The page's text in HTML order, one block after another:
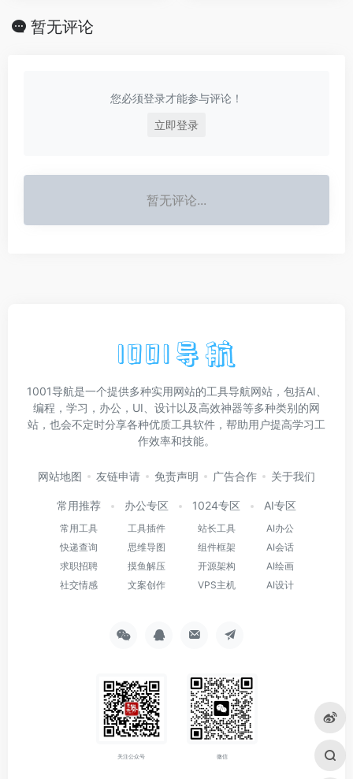
暂无评论
您必须登录才能参与评论！
立即登录
暂无评论...
1001导航是一个提供多种实用网站的工具导航网站，包括AI、
编程，学习，办公，UI、设计以及高效神器等多种类别的网
站，也会不定时分享各种优质工具软件，帮助用户提高学习工
作效率和技能。
网站地图 友链申请 免责声明 广告合作 关于我们
常用推荐
常用工具
快递查询
求职招聘
社交情感
办公专区
工具插件
思维导图
摸鱼解压
文案创作
1024专区
站长工具
组件框架
开源架构
VPS主机
AI专区
AI办公
AI会话
AI绘画
AI设计
关注公众号 微信